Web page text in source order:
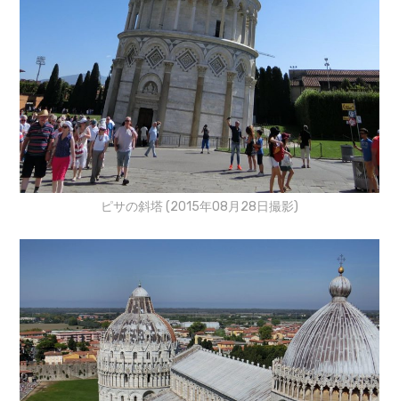
ピサの斜塔 (2015年08月28日撮影)